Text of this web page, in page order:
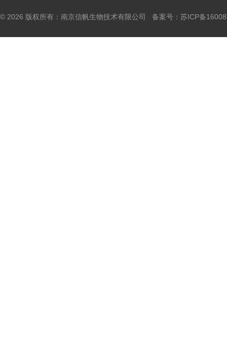
© 2026 版权所有：南京信帆生物技术有限公司 备案号： 苏ICP备